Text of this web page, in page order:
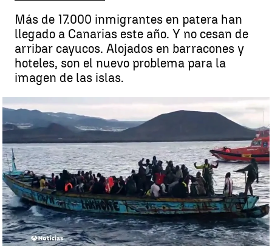
Más de 17.000 inmigrantes en patera han
llegado a Canarias este año. Y no cesan de
arribar cayucos. Alojados en barracones y
hoteles, son el nuevo problema para la
imagen de las islas.
Enfado en el sector turístico canario por las consecuencias de
tener que alojar inmigrantes en hoteles |
Enfado en el sector
turístico canario por las consecuencias de tener que alojar
inmigrantes en hoteles
Antena 3 Noticias Canarias
Actualizado:16 de noviembre de 2020, 19:59
Publicado:16 de noviembre de 2020, 16:43